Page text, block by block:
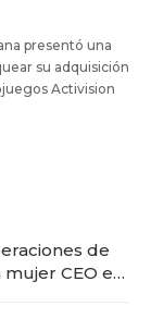
presentó una
su adquisición
Activision
de
mujer CEO en